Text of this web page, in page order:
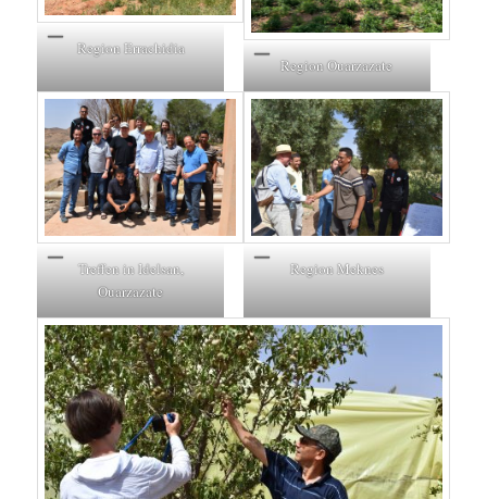
Region Errachidia
Region Ouarzazate
Treffen in Idelsan,
Ouarzazate
Region Meknes